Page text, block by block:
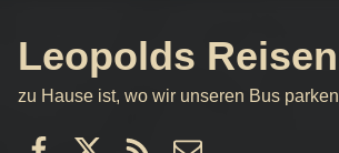
Leopolds Reisen
zu Hause ist, wo wir unseren Bus parken